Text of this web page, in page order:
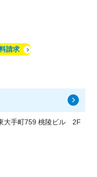
請求
大手町759 桃陵ビル 2F